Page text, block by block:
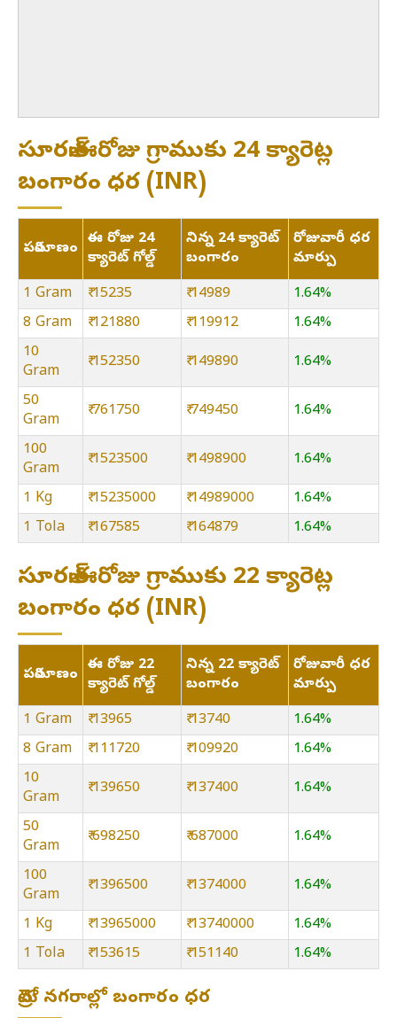
సూరత్:ఈరోజు గ్రాముకు 24 క్యారెట్ల
బంగారం ధర (INR)
పరిమాణం ఈ రోజు 24
క్యారెట్ గోల్డ్
నిన్న 24 క్యారెట్
బంగారం
రోజువారీ ధర
మార్పు
1 Gram
₹ 15235 ₹ 14989
1.64%
8 Gram
₹ 121880 ₹ 119912
1.64%
10
Gram
₹ 152350 ₹ 149890
1.64%
50
Gram
₹ 761750 ₹ 749450
1.64%
100
Gram
₹ 1523500 ₹ 1498900
1.64%
1 Kg
₹ 15235000 ₹ 14989000
1.64%
1 Tola
₹ 167585 ₹ 164879 1.64%
సూరత్:ఈరోజు గ్రాముకు 22 క్యారెట్ల
బంగారం ధర (INR)
పరిమాణం ఈ రోజు 22
క్యారెట్ గోల్డ్
నిన్న 22 క్యారెట్
బంగారం
రోజువారీ ధర
మార్పు
1 Gram
₹ 13965 ₹ 13740
1.64%
8 Gram
₹ 111720 ₹ 109920
1.64%
10
Gram
₹ 139650 ₹ 137400
1.64%
50
Gram
₹ 698250 ₹ 687000
1.64%
100
Gram
₹ 1396500 ₹ 1374000
1.64%
1 Kg
₹ 13965000 ₹ 13740000
1.64%
1 Tola
₹ 153615 ₹ 151140 1.64%
మెట్రో నగరాల్లో బంగారం ధర